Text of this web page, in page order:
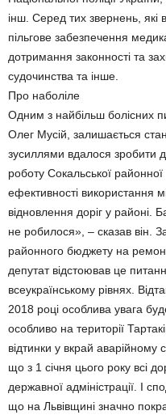
інш. Серед тих звернень, які
пільгове забезпечення
дотримання законності та
судочинства та інше.
Про наболіле
Одним з найбільш болісних
Олег Мусій, залишається
зусиллями вдалося зробити
роботу Сокальської
ефективності використання
відновлення доріг у районі.
не робилося», – сказав він.
районного бюджету на
депутат відстоював це
всеукраїнському рівнях.
2018 році особлива увага
особливо на території
відтинки у вкрай аварійному
що з 1 січня цього року всі
державної адміністрації. І
що на Львівщині значно